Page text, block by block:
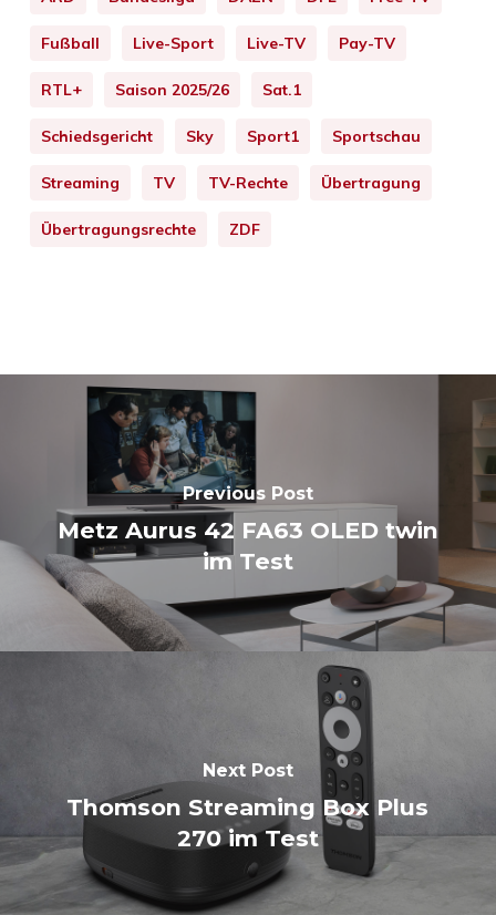
Fußball Live-Sport Live-TV Pay-TV
RTL+ Saison 2025/26 Sat.1
Schiedsgericht Sky Sport1 Sportschau
Streaming TV TV-Rechte Übertragung
Übertragungsrechte ZDF
Previous Post
Metz Aurus 42 FA63 OLED twin
im Test
Next Post
Thomson Streaming Box Plus
270 im Test